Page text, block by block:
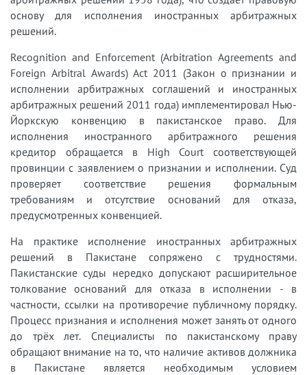
основу для исполнения иностранных арбитражных
решений.
Recognition and Enforcement (Arbitration Agreements and
Foreign Arbitral Awards) Act 2011 (Закон о признании и
исполнении арбитражных соглашений и иностранных
арбитражных решений 2011 года) имплементировал Нью-
Йоркскую конвенцию в пакистанское право. Для
исполнения иностранного арбитражного решения
кредитор обращается в High Court соответствующей
провинции с заявлением о признании и исполнении. Суд
проверяет соответствие решения формальным
требованиям и отсутствие оснований для отказа,
предусмотренных конвенцией.
На практике исполнение иностранных арбитражных
решений в Пакистане сопряжено с трудностями.
Пакистанские суды нередко допускают расширительное
толкование оснований для отказа в исполнении - в
частности, ссылки на противоречие публичному порядку.
Процесс признания и исполнения может занять от одного
до трёх лет. Специалисты по пакистанскому праву
обращают внимание на то, что наличие активов должника
в Пакистане является необходимым условием